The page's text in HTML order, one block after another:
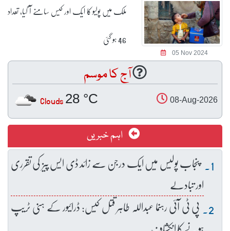
05 Nov 2024
ملک میں پولیو کا ایک اور کیس سامنے آ گیا، تعداد
46 ہو گئی
آج کا موسم
08-Aug-2026
28 °C
Clouds
اہم خبریں
پنجاب پولیس میں ایک درجن سے زائد ڈی ایس پیز کی تقرری
اور تبادلے
پی ٹی آئی رہنما عبداللہ طاہر قتل کیس: ڈرائیور کے ہنی ٹریپ